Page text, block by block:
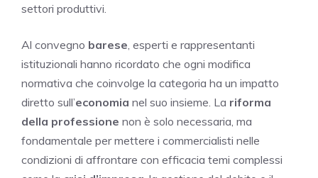
settori produttivi.
Al convegno barese , esperti e rappresentanti
istituzionali hanno ricordato che ogni modifica
normativa che coinvolge la categoria ha un impatto
diretto sull’economia nel suo insieme. La riforma
della professione non è solo necessaria, ma
fondamentale per mettere i commercialisti nelle
condizioni di affrontare con efficacia temi complessi